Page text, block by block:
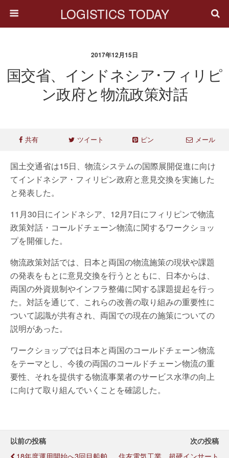
LOGISTICS TODAY
2017年12月15日
国交省、インドネシア･フィリピ
ン政府と物流政策対話
共有 ツイート ピン メール
国土交通省は15日、物流システムの国際展開促進に向け
てインドネシア・フィリピン政府と意見交換を実施した
と発表した。
11月30日にインドネシア、12月7日にフィリピンで物流
政策対話・コールドチェーン物流に関するワークショッ
プを開催した。
物流政策対話では、日本と両国の物流施策の現状や課題
の発表をもとに意見交換を行うとともに、日本からは、
両国の外資規制やインフラ整備に関する課題提起を行っ
た。対話を通じて、これらの改善の取り組みの重要性に
ついて認識が共有され、両国での現在の施策についての
説明があった。
ワークショップでは日本と両国のコールドチェーン物流
をテーマとし、今後の両国のコールドチェーン物流の重
要性、それを提供する物流事業者のサービス水準の向上
に向けて取り組んでいくことを確認した。
以前の投稿
18年度運用開始へ3回目船舶
次の投稿
住友電気工業、超硬インサート